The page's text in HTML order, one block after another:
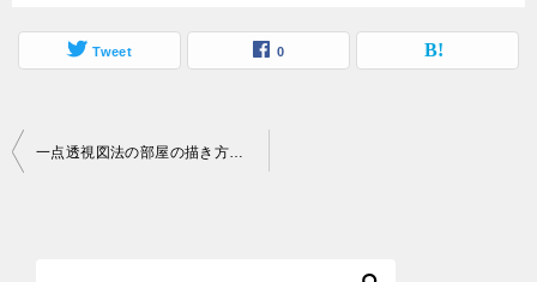
Tweet 0
投
一点透視図法の部屋の描き方！簡単に家具や窓を配置するには？